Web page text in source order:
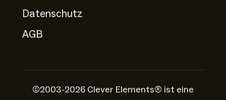
Datenschutz
AGB
©2003-2026 Clever Elements® ist eine